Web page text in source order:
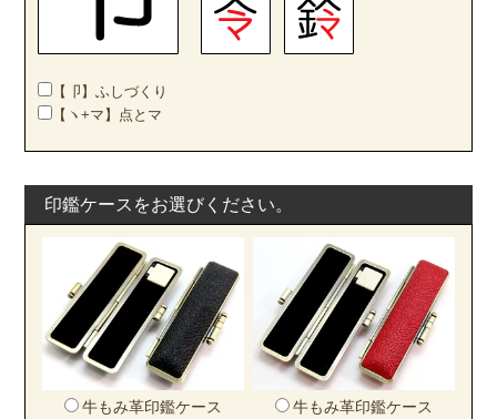
【卩】ふしづくり
【ヽ+マ】点とマ
印鑑ケースをお選びください。
牛もみ革印鑑ケース
牛もみ革印鑑ケース